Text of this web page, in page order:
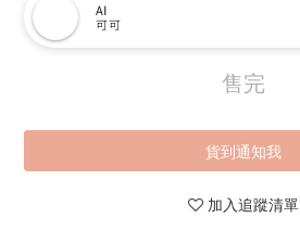
AI
可可
售完
貨到通知我
加入追蹤清單